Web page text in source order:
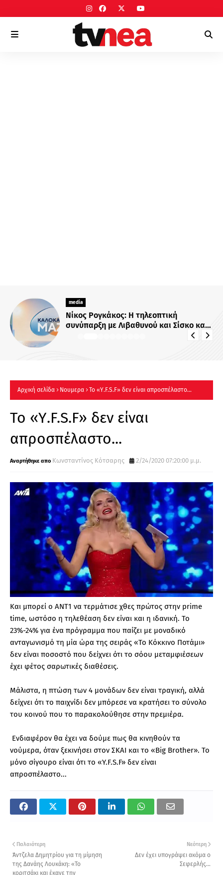
media
Νίκος Ρογκάκος: Η τηλεοπτική
συνύπαρξη με Λιβαθυνού και Σίσκο και
Αρχική σελίδα Νουμερα Το «Υ.F.S.F» δεν είναι απροσπέλαστο...
Το «Υ.F.S.F» δεν είναι
απροσπέλαστο...
Κωνσταντίνος Κότσαρης 2/24/2020 07:20:00 μ.μ.
Και μπορεί ο ΑΝΤ1 να τερμάτισε χθες πρώτος στην prime
time, ωστόσο η τηλεθέαση δεν είναι και η ιδανική. Το
23%-24% για ένα πρόγραμμα που παίζει με μοναδικό
ανταγωνισμό τη μία ώρα της σειράς «Το Κόκκινο Ποτάμι»
δεν είναι ποσοστό που δείχνει ότι το σόου μεταμφιέσεων
έχει φέτος σαρωτικές διαθέσεις.
Μάλιστα, η πτώση των 4 μονάδων δεν είναι τραγική, αλλά
δείχνει ότι το παιχνίδι δεν μπόρεσε να κρατήσει το σύνολο
του κοινού που το παρακολούθησε στην πρεμιέρα.
Ενδιαφέρον θα έχει να δούμε πως θα κινηθούν τα
νούμερα, όταν ξεκινήσει στον ΣΚΑΙ και το «Big Brother». Το
μόνο σίγουρο είναι ότι το «Y.F.S.F» δεν είναι
απροσπέλαστο...
Νεότερη
Δεν έχει υπογράψει ακόμα ο
Σεφερλής...
Παλαιότερη
Άντζελα Δημητρίου για τη μίμηση
της Δανάης Λουκάκη: «Το
κοριτσάκι και έκανε την